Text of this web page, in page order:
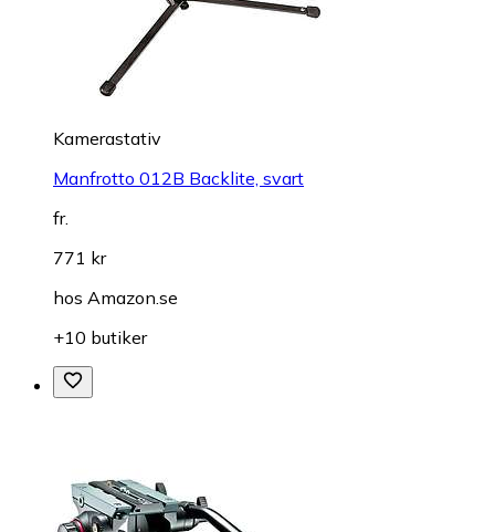
Kamerastativ
Manfrotto 012B Backlite, svart
fr.
771 kr
hos Amazon.se
+10 butiker